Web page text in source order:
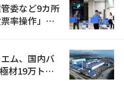
委など9カ所
率操作」の
ム、国内バ
材19万トン